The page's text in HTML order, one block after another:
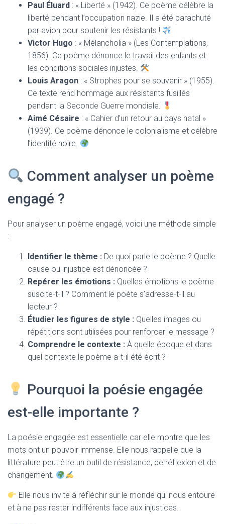
Paul Éluard : « Liberté » (1942). Ce poème célèbre la
liberté pendant l’occupation nazie. Il a été parachuté
par avion pour soutenir les résistants !
Victor Hugo : « Mélancholia » (Les Contemplations,
1856). Ce poème dénonce le travail des enfants et
les conditions sociales injustes.
Louis Aragon : « Strophes pour se souvenir » (1955).
Ce texte rend hommage aux résistants fusillés
pendant la Seconde Guerre mondiale.
Aimé Césaire : « Cahier d’un retour au pays natal »
(1939). Ce poème dénonce le colonialisme et célèbre
l’identité noire.
Comment analyser un poème
engagé ?
Pour analyser un poème engagé, voici une méthode simple
:
Identifier le thème : De quoi parle le poème ? Quelle
cause ou injustice est dénoncée ?
Repérer les émotions : Quelles émotions le poème
suscite-t-il ? Comment le poète s’adresse-t-il au
lecteur ?
Étudier les figures de style : Quelles images ou
répétitions sont utilisées pour renforcer le message ?
Comprendre le contexte : À quelle époque et dans
quel contexte le poème a-t-il été écrit ?
Pourquoi la poésie engagée
est-elle importante ?
La poésie engagée est essentielle car elle montre que les
mots ont un pouvoir immense. Elle nous rappelle que la
littérature peut être un outil de résistance, de réflexion et de
changement.
Elle nous invite à réfléchir sur le monde qui nous entoure
et à ne pas rester indifférents face aux injustices.